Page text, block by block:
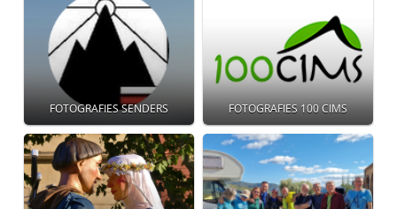
FOTOGRAFIES SENDERS FOTOGRAFIES 100 CIMS